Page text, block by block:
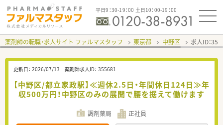
平日9：30-19：00 土日10：00-19：00
薬剤師の転職・求人サイト ファルマスタッフ 東京都 中野区 求人ID：
更新日： 2026/07/13 薬剤師求人ID： 355681
【中野区/都立家政駅】≪週休2.5日・年間休日124日≫年
収500万円！中野区のみの展開で腰を据えて働けます
調剤薬局 正社員